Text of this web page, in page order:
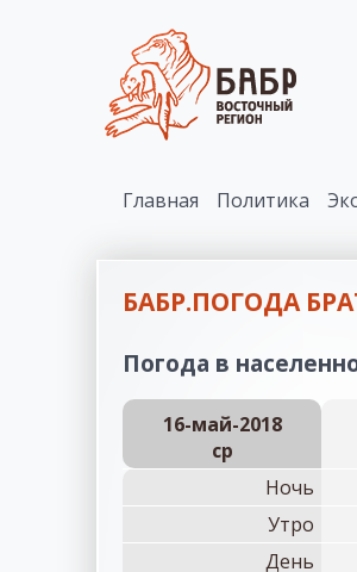
Главная Политика
БАБР.ПОГОДА
Погода в
16-май-2018
ср
Ночь
Утро
День